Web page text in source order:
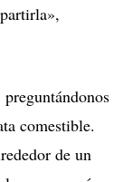
comestible.
de un